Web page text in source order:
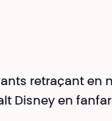
retraçant en
Disney en